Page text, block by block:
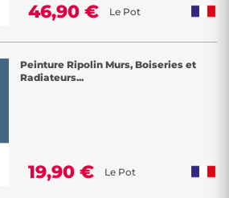
46,90 € Le Pot
Peinture Ripolin Murs, Boiseries et
Radiateurs...
19,90 € Le Pot